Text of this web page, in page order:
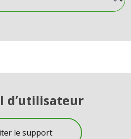
d’utilisateur
le support